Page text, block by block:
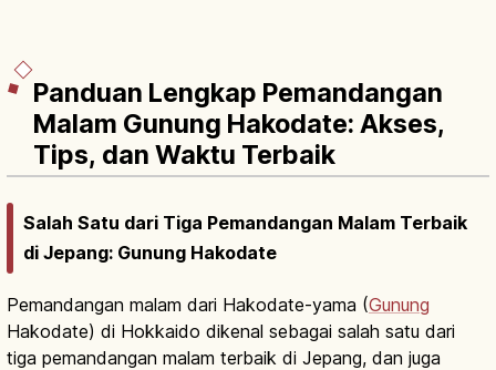
Panduan Lengkap Pemandangan
Malam Gunung Hakodate: Akses,
Tips, dan Waktu Terbaik
Salah Satu dari Tiga Pemandangan Malam Terbaik
di Jepang: Gunung Hakodate
Pemandangan malam dari Hakodate-yama (Gunung
Hakodate) di Hokkaido dikenal sebagai salah satu dari
tiga pemandangan malam terbaik di Jepang, dan juga